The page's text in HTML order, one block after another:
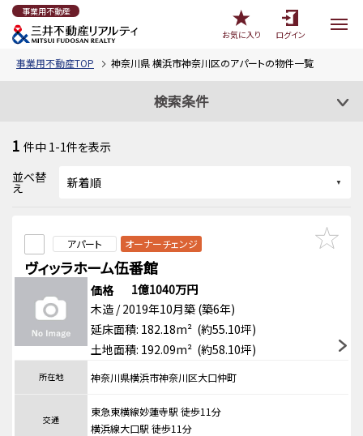
事業用不動産
お気に入り
ログイン
事業用不動産TOP 神奈川県 横浜市神奈川区のアパートの物件一覧
検索条件
1 件中 1-1件を表示
並べ替
え
アパート オーナーチェンジ
ヴィッラホーム伍番館
価格
1億1040万円
木造 / 2019年10月築 (築6年)
延床面積: 182.18m² (約55.10坪)
土地面積: 192.09m² (約58.10坪)
所在地 神奈川県横浜市神奈川区大口仲町
交通
東急東横線妙蓮寺駅 徒歩11分
横浜線大口駅 徒歩11分